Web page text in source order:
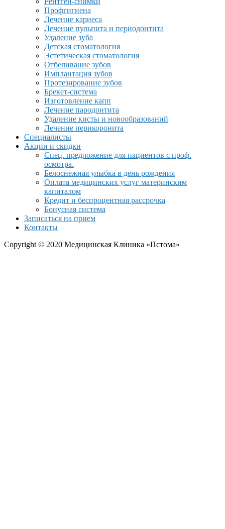
Профгигиена
Лечение кариеса
Лечение пульпита и периодонтита
Удаление зуба
Детская стоматология
Эстетическая стоматология
Отбеливание зубов
Имплантация зубов
Протезирование зубов
Брекет-система
Изготовление капп
Лечение пародонтита
Удаление кисты и новообразований
Лечение перикоронита
Специалисты
Акции и скидки
Спец. предложение для пациентов с проф.
осмотра.
Белоснежная улыбка в день рождения
Оплата медицинских услуг материнским
капиталом
Кредит и беспроцентная рассрочка
Бонусная система
Записаться на прием
Контакты
Copyright © 2020 Медицинская Клиника «Пстома»